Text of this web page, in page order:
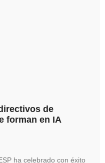
de
forman en IA
ha celebrado con éxito